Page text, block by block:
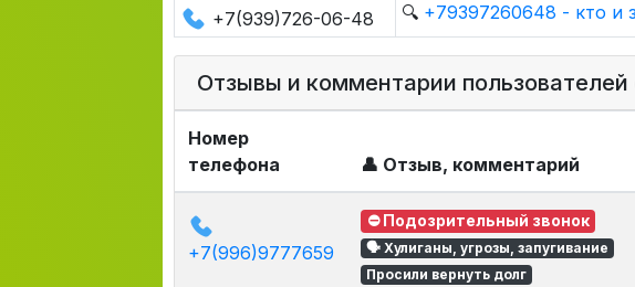
+7(939)726-06-48 🔍 +79397260648 - кто и
Отзывы и комментарии
Номер
телефона
👤 Отзыв, комментарий
+7(996)9777659
⛔ Подозрительный звонок
🗣 Хулиганы, угрозы, запугивание
Просили вернуть долг